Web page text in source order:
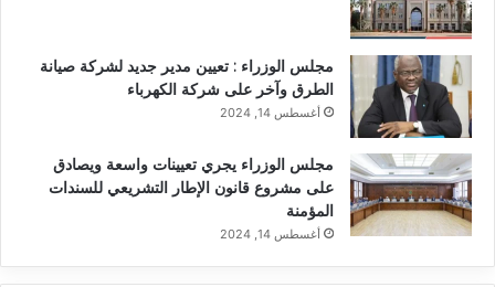
مجلس الوزراء : تعيين مدير جديد لشركة صيانة
الطرق وآخر على شركة الكهرباء
أغسطس 14, 2024
مجلس الوزراء يجري تعيينات واسعة ويصادق
على مشروع قانون الإطار التشريعي للسندات
المؤمنة
أغسطس 14, 2024